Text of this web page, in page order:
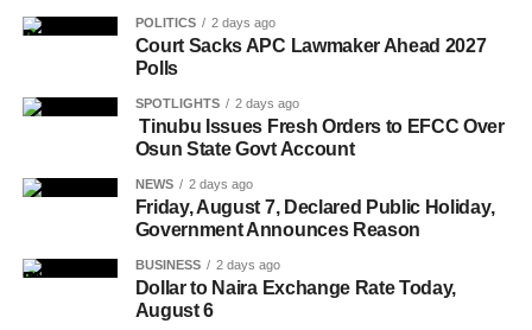
POLITICS 2 days ago
Court Sacks APC Lawmaker Ahead 2027
Polls
SPOTLIGHTS 2 days ago
Tinubu Issues Fresh Orders to EFCC Over
Osun State Govt Account
NEWS 2 days ago
Friday, August 7, Declared Public Holiday,
Government Announces Reason
BUSINESS 2 days ago
Dollar to Naira Exchange Rate Today,
August 6